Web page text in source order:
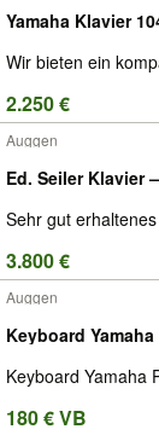
Yamaha Klavier
Wir bieten ein
2.250 €
Auggen
Ed. Seiler Klavier
Sehr gut
3.800 €
Auggen
Keyboard Yamaha
Keyboard Yamaha
180 € VB